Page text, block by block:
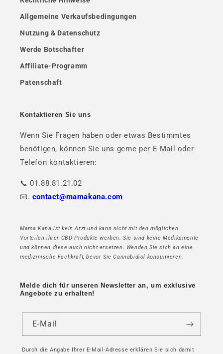
Allgemeine Verkaufsbedingungen
Nutzung & Datenschutz
Werde Botschafter
Affiliate-Programm
Patenschaft
Kontaktieren Sie uns
Wenn Sie Fragen haben oder etwas Bestimmtes
benötigen, können Sie uns gerne per E-Mail oder
Telefon kontaktieren:
📞 01.88.81.21.02
📧. contact@mamakana.com
Mama Kana ist kein Arzt und kann nicht mit den möglichen
Vorteilen ihrer CBD-Produkte werben. Sie sind keine Medikamente
und können diese auch nicht ersetzen. Wenden Sie sich an eine
medizinische Fachkraft, bevor Sie Cannabidiol konsumieren.
Melde dich für unseren Newsletter an, um exklusive
Angebote zu erhalten!
E-Mail
Durch die Angabe Ihrer E-Mail-Adresse erklären Sie sich damit